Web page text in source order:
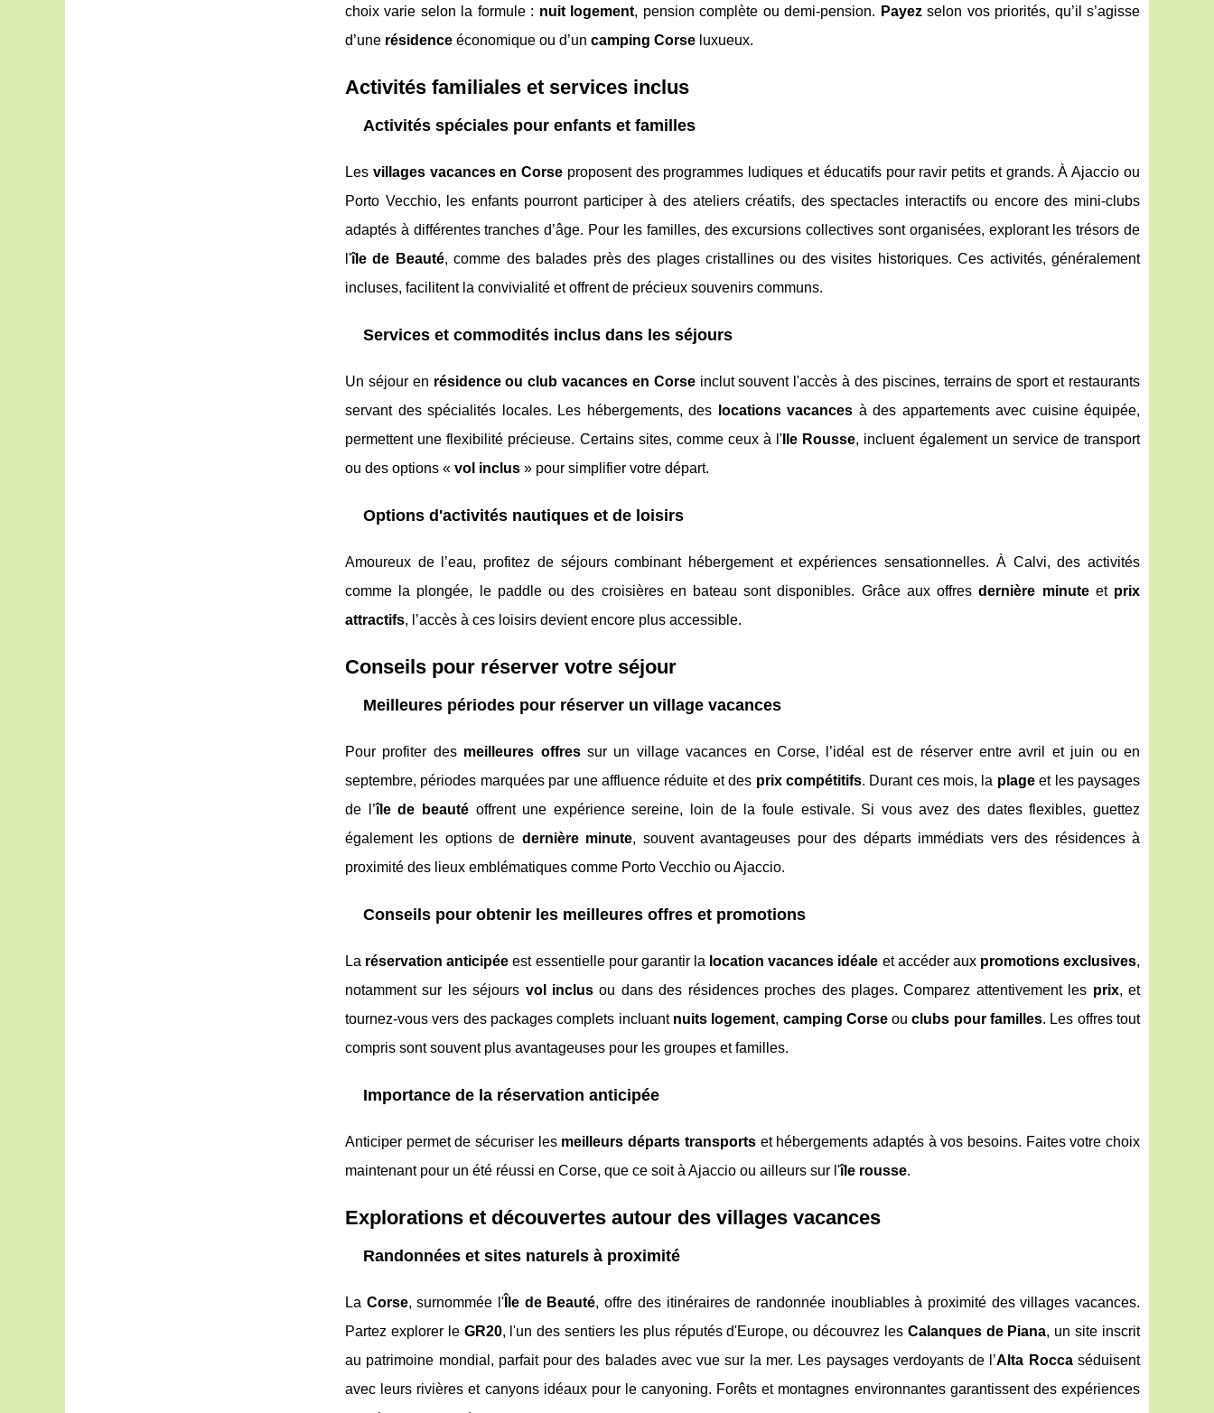
choix varie selon la formule : nuit logement, pension complète ou demi-pension. Payezselon vos priorités, qu’il s’agisse
d’une résidence économique ou d’un camping Corse luxueux.
Activités familiales et services inclus
Activités spéciales pour enfants et familles
Les villages vacances en Corse proposent des programmes ludiques et éducatifs pour ravir petits et grands. À Ajaccio ou
Porto Vecchio, les enfants pourront participer à des ateliers créatifs, des spectacles interactifs ou encore des mini-clubs
adaptés à différentes tranches d’âge. Pour les familles, des excursions collectives sont organisées, explorant les trésors de
l'île de Beauté, comme des balades près des plages cristallines ou des visites historiques. Ces activités, généralement
incluses, facilitent la convivialité et offrent de précieux souvenirs communs.
Services et commodités inclus dans les séjours
Un séjour en résidence ou club vacances en Corseinclut souvent l'accès à des piscines, terrains de sport et restaurants
servant des spécialités locales. Les hébergements, des
locations vacances à des appartements avec cuisine équipée,
permettent une flexibilité précieuse. Certains sites, comme ceux à l' Ile Rousse, incluent également un service de transport
ou des options « vol inclus » pour simplifier votre départ.
Options d'activités nautiques et de loisirs
Amoureux de l’eau, profitez de séjours combinant hébergement et expériences sensationnelles. À Calvi, des activités
comme la plongée, le paddle ou des croisières en bateau sont disponibles. Grâce aux offresdernière minuteet prix
attractifs, l’accès à ces loisirs devient encore plus accessible.
Conseils pour réserver votre séjour
Meilleures périodes pour réserver un village vacances
Pour profiter des meilleures offressur un village vacances en Corse, l’idéal est de réserver entre avril et juin ou en
septembre, périodes marquées par une affluence réduite et des prix compétitifs. Durant ces mois, la plageet les paysages
de l’île de beautéoffrent une expérience sereine, loin de la foule estivale. Si vous avez des dates flexibles, guettez
également les options de dernière minute, souvent avantageuses pour des départs immédiats vers des résidences à
proximité des lieux emblématiques comme Porto Vecchio ou Ajaccio.
Conseils pour obtenir les meilleures offres et promotions
La réservation anticipée est essentielle pour garantir la location vacances idéale et accéder aux promotions exclusives,
notamment sur les séjours vol inclus ou dans des résidences proches des plages. Comparez attentivement les prix, et
tournez-vous vers des packages complets incluant nuits logement, camping Corseouclubs pour familles. Les offres tout
compris sont souvent plus avantageuses pour les groupes et familles.
Importance de la réservation anticipée
Anticiper permet de sécuriser les meilleurs départs transportset hébergements adaptés à vos besoins. Faites votre choix
maintenant pour un été réussi en Corse, que ce soit à Ajaccio ou ailleurs sur l'île rousse.
Explorations et découvertes autour des villages vacances
Randonnées et sites naturels à proximité
La Corse, surnommée l' Île de Beauté, offre des itinéraires de randonnée inoubliables à proximité des villages vacances.
Partez explorer le GR20, l'un des sentiers les plus réputés d'Europe, ou découvrez les Calanques de Piana, un site inscrit
au patrimoine mondial, parfait pour des balades avec vue sur la mer. Les paysages verdoyants de l’Alta Roccaséduisent
avec leurs rivières et canyons idéaux pour le canyoning. Forêts et montagnes environnantes garantissent des expériences